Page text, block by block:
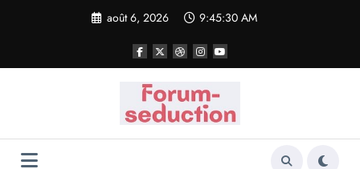
août 6, 2026 9:45:30 AM